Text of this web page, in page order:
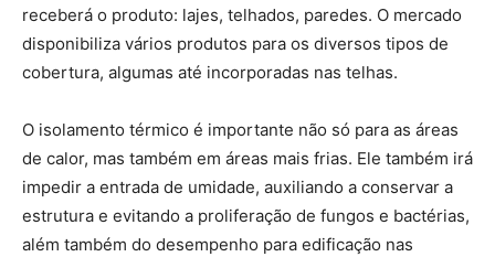
receberá o produto: lajes, telhados, paredes. O mercado
disponibiliza vários produtos para os diversos tipos de
cobertura, algumas até incorporadas nas telhas.
O isolamento térmico é importante não só para as áreas
de calor, mas também em áreas mais frias. Ele também irá
impedir a entrada de umidade, auxiliando a conservar a
estrutura e evitando a proliferação de fungos e bactérias,
além também do desempenho para edificação nas